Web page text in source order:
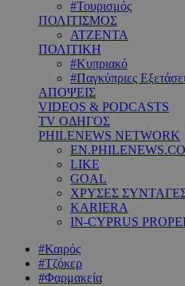
#Τουρισμός
ΠΟΛΙΤΙΣΜΟΣ
ΑΤΖΕΝΤΑ
ΠΟΛΙΤΙΚΗ
#Κυπριακό
#Παγκύπριες
ΑΠΟΨΕΙΣ
VIDEOS & PODCASTS
TV ΟΔΗΓΟΣ
PHILENEWS NETWORK
LIKE
GOAL
ΧΡΥΣΕΣ
KARIERA
IN-CYPRUS
#Καιρός
#Τζόκερ
#Φαρμακεία